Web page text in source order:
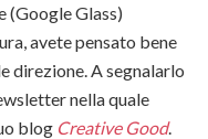
(Google Glass)
avete pensato bene
direzione. A segnalarlo
nella quale
blog Creative Good.